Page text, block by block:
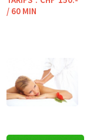
/ 60 MIN